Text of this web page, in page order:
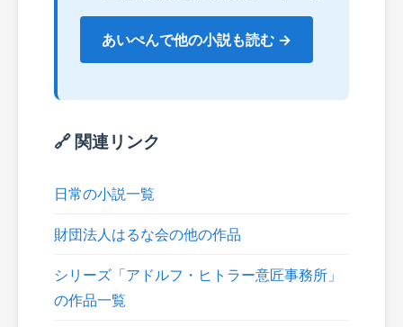
あいぺんで他の小説も読む →
🔗 関連リンク
日常の小説一覧
財団法人はるな会の他の作品
シリーズ「アドルフ・ヒトラー意匠事務所」
の作品一覧